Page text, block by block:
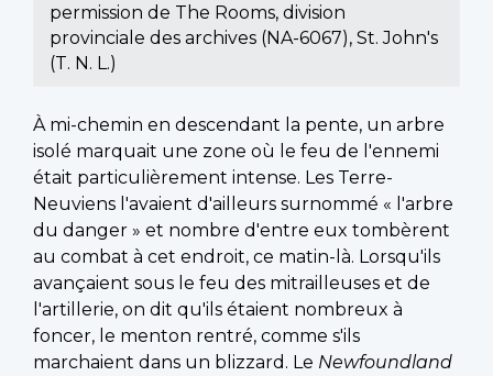
permission de The Rooms, division
provinciale des archives (NA-6067), St. John's
(T. N. L.)
À mi-chemin en descendant la pente, un arbre
isolé marquait une zone où le feu de l'ennemi
était particulièrement intense. Les Terre-
Neuviens l'avaient d'ailleurs surnommé « l'arbre
du danger » et nombre d'entre eux tombèrent
au combat à cet endroit, ce matin-là. Lorsqu'ils
avançaient sous le feu des mitrailleuses et de
l'artillerie, on dit qu'ils étaient nombreux à
foncer, le menton rentré, comme s'ils
marchaient dans un blizzard. Le Newfoundland